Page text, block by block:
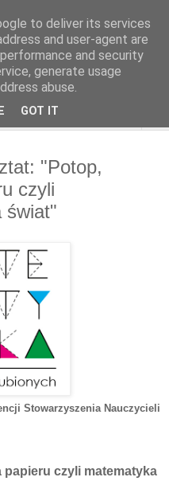
"Potop,
czyli
świat"
Stowarzyszenia Nauczycieli
czyli matematyka
to deliver its services
and user-agent are
and security
generate usage
abuse.
GOT IT